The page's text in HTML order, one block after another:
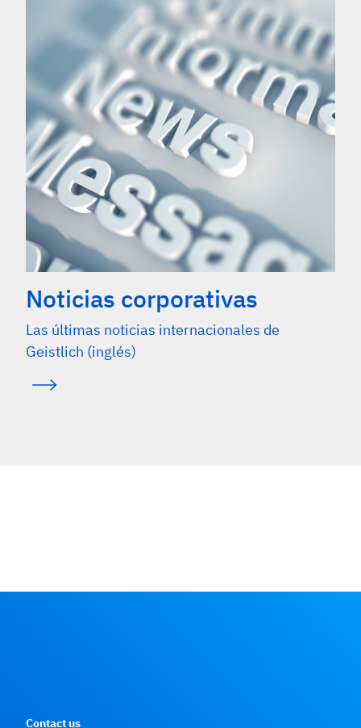
Noticias corporativas
Las últimas noticias internacionales de
Geistlich (inglés)
Contact us